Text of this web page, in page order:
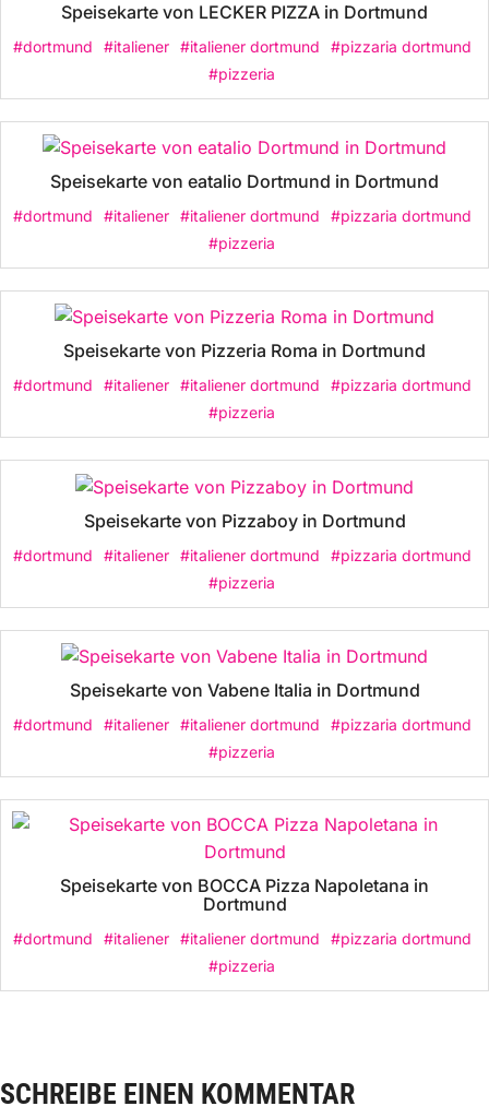
Speisekarte von LECKER PIZZA in Dortmund
#dortmund #italiener #italiener dortmund
#pizzaria dortmund
#pizzeria
Speisekarte von eatalio Dortmund in Dortmund
#dortmund #italiener #italiener dortmund
#pizzaria dortmund
#pizzeria
Speisekarte von Pizzeria Roma in Dortmund
#dortmund #italiener #italiener dortmund
#pizzaria dortmund
#pizzeria
Speisekarte von Pizzaboy in Dortmund
#dortmund #italiener #italiener dortmund
#pizzaria dortmund
#pizzeria
Speisekarte von Vabene Italia in Dortmund
#dortmund #italiener #italiener dortmund
#pizzaria dortmund
#pizzeria
Speisekarte von BOCCA Pizza Napoletana in
Dortmund
#dortmund #italiener #italiener dortmund
#pizzaria dortmund
#pizzeria
SCHREIBE EINEN KOMMENTAR